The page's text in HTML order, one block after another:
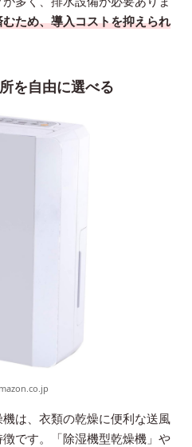
ため、導入コストを抑えられ
を自由に選べる
は、衣類の乾燥に便利な送風
です。「除湿機型乾燥機」や